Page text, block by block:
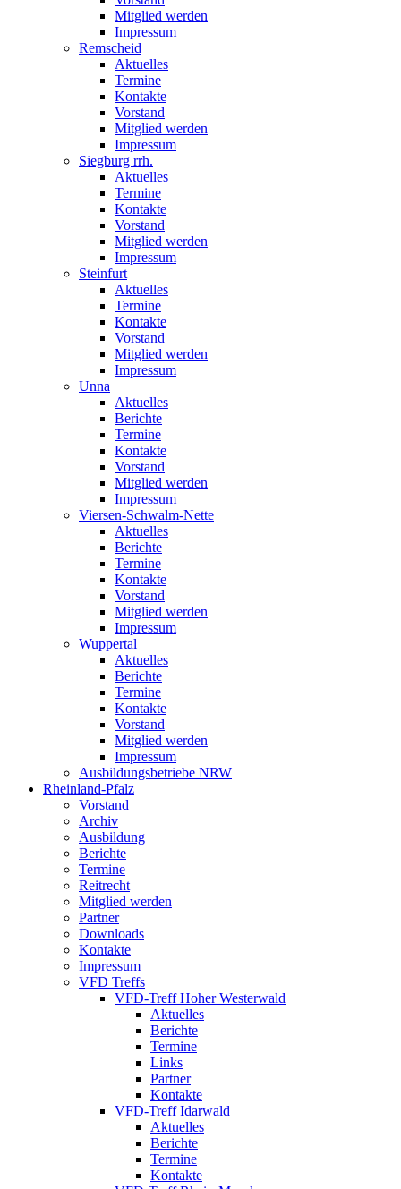
Mitglied werden
Impressum
Remscheid
Aktuelles
Termine
Kontakte
Vorstand
Mitglied werden
Impressum
Siegburg rrh.
Aktuelles
Termine
Kontakte
Vorstand
Mitglied werden
Impressum
Steinfurt
Aktuelles
Termine
Kontakte
Vorstand
Mitglied werden
Impressum
Unna
Aktuelles
Berichte
Termine
Kontakte
Vorstand
Mitglied werden
Impressum
Viersen-Schwalm-Nette
Aktuelles
Berichte
Termine
Kontakte
Vorstand
Mitglied werden
Impressum
Wuppertal
Aktuelles
Berichte
Termine
Kontakte
Vorstand
Mitglied werden
Impressum
Ausbildungsbetriebe NRW
Rheinland-Pfalz
Vorstand
Archiv
Ausbildung
Berichte
Termine
Reitrecht
Mitglied werden
Partner
Downloads
Kontakte
Impressum
VFD Treffs
VFD-Treff Hoher Westerwald
Aktuelles
Berichte
Termine
Links
Partner
Kontakte
VFD-Treff Idarwald
Aktuelles
Berichte
Termine
Kontakte